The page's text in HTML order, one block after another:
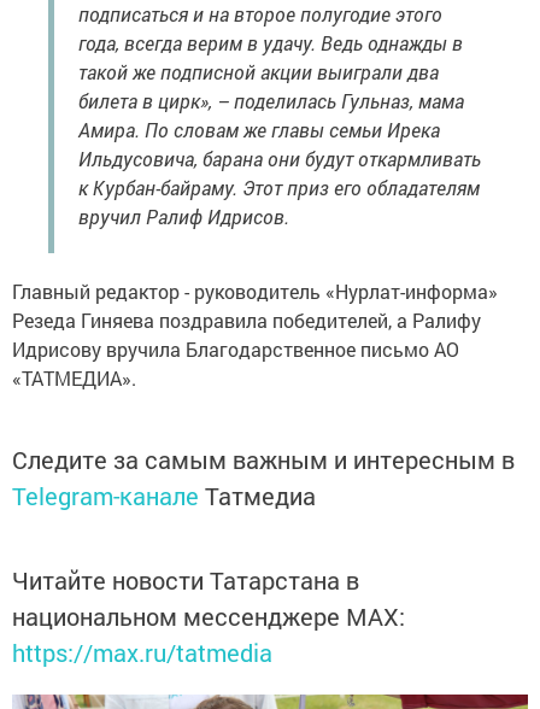
подписаться и на второе полугодие этого
года, всегда верим в удачу. Ведь однажды в
такой же подписной акции выиграли два
билета в цирк», – поделилась Гульназ, мама
Амира. По словам же главы семьи Ирека
Ильдусовича, барана они будут откармливать
к Курбан-байраму. Этот приз его обладателям
вручил Ралиф Идрисов.
Главный редактор - руководитель «Нурлат-информа»
Резеда Гиняева поздравила победителей, а Ралифу
Идрисову вручила Благодарственное письмо АО
«ТАТМЕДИА».
Следите за самым важным и интересным в
Telegram-канале Татмедиа
Читайте новости Татарстана в
национальном мессенджере MАХ:
https://max.ru/tatmedia